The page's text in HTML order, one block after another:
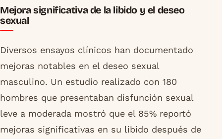
Mejora significativa de la libido y el deseo
sexual
Diversos ensayos clínicos han documentado
mejoras notables en el deseo sexual
masculino. Un estudio realizado con 180
hombres que presentaban disfunción sexual
leve a moderada mostró que el 85% reportó
mejoras significativas en su libido después de